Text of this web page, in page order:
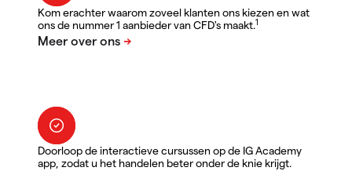
Kom erachter waarom zoveel klanten ons kiezen en wat
ons de nummer 1 aanbieder van CFD's maakt.1
Doorloop de interactieve cursussen op de IG Academy
app, zodat u het handelen beter onder de knie krijgt.